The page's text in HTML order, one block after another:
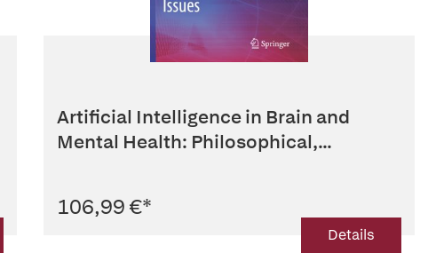
Artificial Intelligence in Brain and
Mental Health: Philosophical,...
106,99 €*
Details